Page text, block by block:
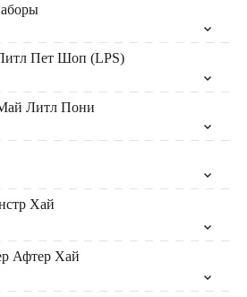
Пет Шоп (LPS)
Литл Пони
Хай
Афтер Хай